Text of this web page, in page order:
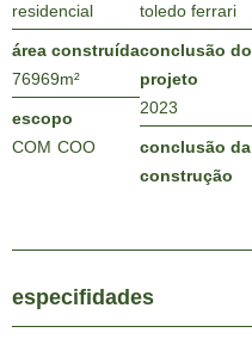
residencial
área construída
76969m²
escopo
COM COO
toledo ferrari
conclusão do
projeto
2023
conclusão da
construção
especifidades